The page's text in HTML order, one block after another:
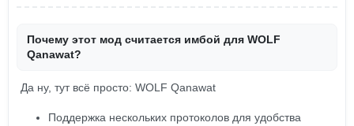
Почему этот мод считается имбой для WOLF
Qanawat?
Да ну, тут всё просто: WOLF Qanawat
Поддержка нескольких протоколов для удобства